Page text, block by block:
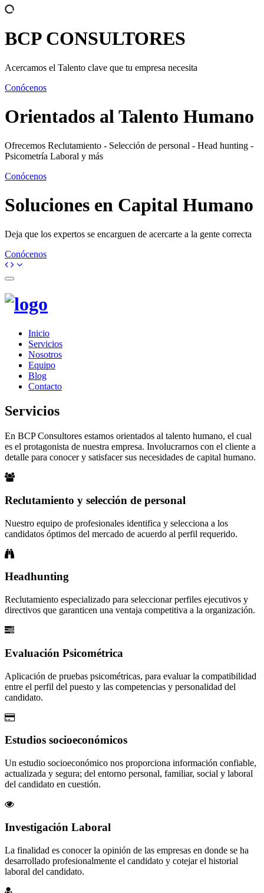
BCPCONSULTORES
Acercamos el Talento clave que tu empresa necesita
Conócenos
Orientados alTalento Humano
Ofrecemos Reclutamiento - Selección de personal - Head hunting -
Psicometría Laboral y más
Conócenos
Soluciones en Capital Humano
Deja que los expertos se encarguen de acercarte a la gente correcta
Conócenos
Toggle
Inicio
Servicios
Nosotros
Equipo
Blog
Contacto
Servicios
En BCP Consultores estamos orientados al talento humano, el cual
es el protagonista de nuestra empresa. Involucrarnos con el cliente a
detalle para conocer y satisfacer sus necesidades de capital humano.
Reclutamiento y selección de personal
Nuestro equipo de profesionales identifica y selecciona a los
candidatos óptimos del mercado de acuerdo al perfil requerido.
Headhunting
Reclutamiento especializado para seleccionar perfiles ejecutivos y
directivos que garanticen una ventaja competitiva a la organización.
Evaluación Psicométrica
Aplicación de pruebas psicométricas, para evaluar la compatibilidad
entre el perfil del puesto y las competencias y personalidad del
candidato.
Estudios socioeconómicos
Un estudio socioeconómico nos proporciona información confiable,
actualizada y segura; del entorno personal, familiar, social y laboral
del candidato en cuestión.
Investigación Laboral
La finalidad es conocer la opinión de las empresas en donde se ha
desarrollado profesionalmente el candidato y cotejar el historial
laboral del candidato.